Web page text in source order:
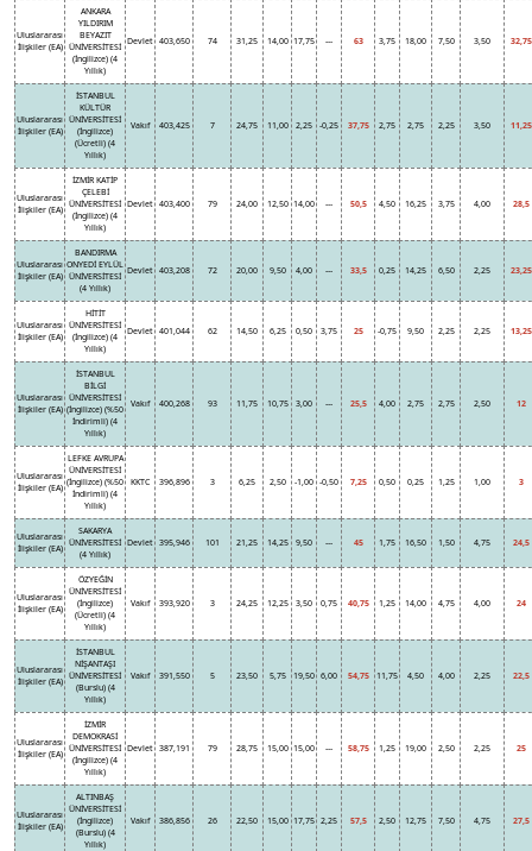
Uluslararası
İlişkiler (EA)
ANKARA
YILDIRIM
BEYAZIT
ÜNİVERSİTESİ
(İngilizce) (4
Yıllık)
Devlet 403,650 74 31,25 14,00 17,75 --- 63 3,75 18,00 7,50 3,50 32,75
Uluslararası
İlişkiler (EA)
İSTANBUL
KÜLTÜR
ÜNİVERSİTESİ
(İngilizce)
(Ücretli) (4
Yıllık)
Vakıf 403,425 7 24,75 11,00 2,25 -0,25 37,75 2,75 2,75 2,25 3,50 11,25
Uluslararası
İlişkiler (EA)
İZMİR KATİP
ÇELEBİ
ÜNİVERSİTESİ
(İngilizce) (4
Yıllık)
Devlet 403,400 79 24,00 12,50 14,00 --- 50,5 4,50 16,25 3,75 4,00 28,5
Uluslararası
İlişkiler (EA)
BANDIRMA
ONYEDİ EYLÜL
ÜNİVERSİTESİ
(4 Yıllık)
Devlet 403,208 72 20,00 9,50 4,00 --- 33,5 0,25 14,25 6,50 2,25 23,25
Uluslararası
İlişkiler (EA)
HİTİT
ÜNİVERSİTESİ
(İngilizce) (4
Yıllık)
Devlet 401,044 62 14,50 6,25 0,50 3,75 25 -0,75 9,50 2,25 2,25 13,25
Uluslararası
İlişkiler (EA)
İSTANBUL
BİLGİ
ÜNİVERSİTESİ
(İngilizce) (%50
İndirimli) (4
Yıllık)
Vakıf 400,268 93 11,75 10,75 3,00 --- 25,5 4,00 2,75 2,75 2,50 12
Uluslararası
İlişkiler (EA)
LEFKE AVRUPA
ÜNİVERSİTESİ
(İngilizce) (%50
İndirimli) (4
Yıllık)
KKTC 396,896 3 6,25 2,50 -1,00 -0,50 7,25 0,50 0,25 1,25 1,00 3
Uluslararası
İlişkiler (EA)
SAKARYA
ÜNİVERSİTESİ
(4 Yıllık)
Devlet 395,946 101 21,25 14,25 9,50 --- 45 1,75 16,50 1,50 4,75 24,5
Uluslararası
İlişkiler (EA)
ÖZYEĞİN
ÜNİVERSİTESİ
(İngilizce)
(Ücretli) (4
Yıllık)
Vakıf 393,920 3 24,25 12,25 3,50 0,75 40,75 1,25 14,00 4,75 4,00 24
Uluslararası
İlişkiler (EA)
İSTANBUL
NİŞANTAŞI
ÜNİVERSİTESİ
(Burslu) (4
Yıllık)
Vakıf 391,550 5 23,50 5,75 19,50 6,00 54,75 11,75 4,50 4,00 2,25 22,5
Uluslararası
İlişkiler (EA)
İZMİR
DEMOKRASİ
ÜNİVERSİTESİ
(İngilizce) (4
Yıllık)
Devlet 387,191 79 28,75 15,00 15,00 --- 58,75 1,25 19,00 2,50 2,25 25
Uluslararası
İlişkiler (EA)
ALTINBAŞ
ÜNİVERSİTESİ
(İngilizce)
(Burslu) (4
Yıllık)
Vakıf 386,856 26 22,50 15,00 17,75 2,25 57,5 2,50 12,75 7,50 4,75 27,5